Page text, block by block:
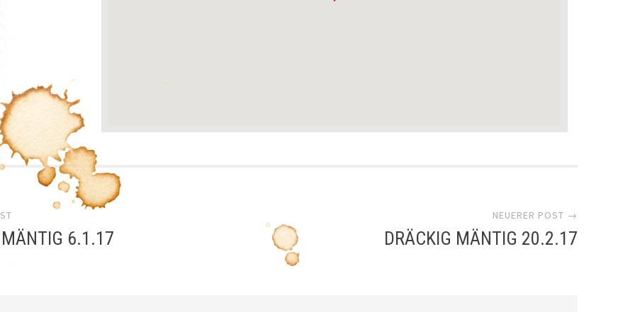
6.1.17
NEUERER POST →
DRÄCKIG MÄNTIG 20.2.17